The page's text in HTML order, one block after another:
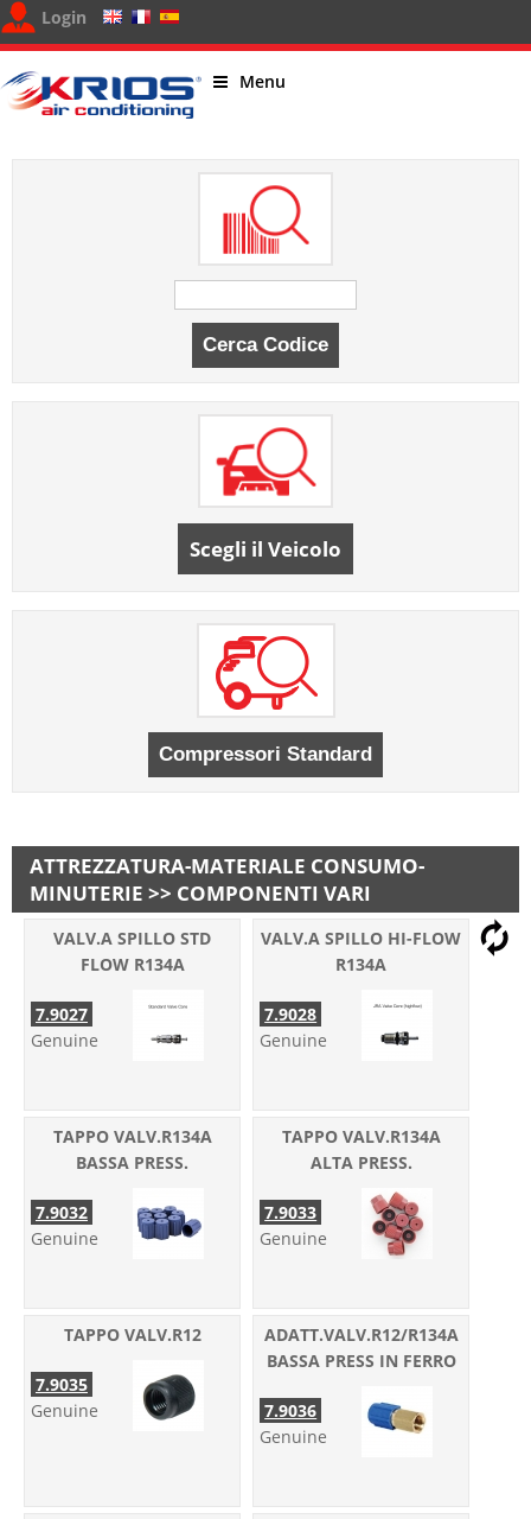
Login
Menu
Scegli il Veicolo
ATTREZZATURA-MATERIALE CONSUMO-
MINUTERIE >> COMPONENTI VARI
VALV.A SPILLO STD
FLOW R134A
7.9027
Genuine
VALV.A SPILLO HI-FLOW
R134A
7.9028
Genuine
TAPPO VALV.R134A
BASSA PRESS.
7.9032
Genuine
TAPPO VALV.R134A
ALTA PRESS.
7.9033
Genuine
TAPPO VALV.R12
7.9035
Genuine
ADATT.VALV.R12/R134A
BASSA PRESS IN FERRO
7.9036
Genuine